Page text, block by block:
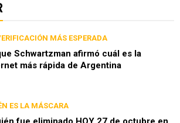
MÁS ESPERADA
Schwartzman afirmó cuál es la
más rápida de Argentina
ES LA MÁSCARA